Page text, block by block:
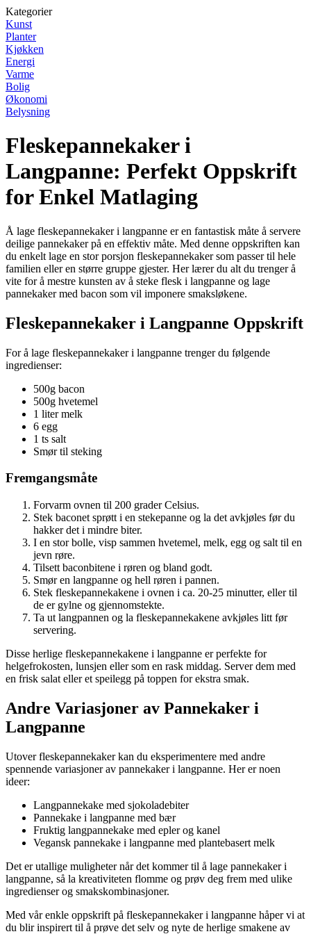
Kategorier
Kunst
Planter
Kjøkken
Energi
Varme
Bolig
Økonomi
Belysning
Fleskepannekaker i
Langpanne: Perfekt Oppskrift
for Enkel Matlaging
Å lage fleskepannekaker i langpanne er en fantastisk måte å servere
deilige pannekaker på en effektiv måte. Med denne oppskriften kan
du enkelt lage en stor porsjon fleskepannekaker som passer til hele
familien eller en større gruppe gjester. Her lærer du alt du trenger å
vite for å mestre kunsten av å steke flesk i langpanne og lage
pannekaker med bacon som vil imponere smaksløkene.
Fleskepannekaker i Langpanne Oppskrift
For å lage fleskepannekaker i langpanne trenger du følgende
ingredienser:
500g bacon
500g hvetemel
1 liter melk
6 egg
1 ts salt
Smør til steking
Fremgangsmåte
Forvarm ovnen til 200 grader Celsius.
Stek baconet sprøtt i en stekepanne og la det avkjøles før du
hakker det i mindre biter.
I en stor bolle, visp sammen hvetemel, melk, egg og salt til en
jevn røre.
Tilsett baconbitene i røren og bland godt.
Smør en langpanne og hell røren i pannen.
Stek fleskepannekakene i ovnen i ca. 20-25 minutter, eller til
de er gylne og gjennomstekte.
Ta ut langpannen og la fleskepannekakene avkjøles litt før
servering.
Disse herlige fleskepannekakene i langpanne er perfekte for
helgefrokosten, lunsjen eller som en rask middag. Server dem med
en frisk salat eller et speilegg på toppen for ekstra smak.
Andre Variasjoner av Pannekaker i
Langpanne
Utover fleskepannekaker kan du eksperimentere med andre
spennende variasjoner av pannekaker i langpanne. Her er noen
ideer:
Langpannekake med sjokoladebiter
Pannekake i langpanne med bær
Fruktig langpannekake med epler og kanel
Vegansk pannekake i langpanne med plantebasert melk
Det er utallige muligheter når det kommer til å lage pannekaker i
langpanne, så la kreativiteten flomme og prøv deg frem med ulike
ingredienser og smakskombinasjoner.
Med vår enkle oppskrift på fleskepannekaker i langpanne håper vi at
du blir inspirert til å prøve det selv og nyte de herlige smakene av